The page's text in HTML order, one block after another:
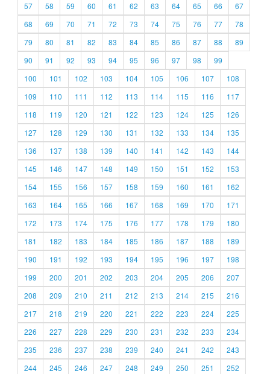
57
58 59 60 61 62 63 64 65 66
67
68
69 70 71 72 73 74 75 76 77
78
79
80 81 82 83 84 85 86 87 88
89
90
91 92 93 94 95 96 97 98
99
100
101 102 103 104 105 106 107
108
109
110 111 112 113 114 115 116
117
118
119 120 121 122 123 124 125
126
127
128 129 130 131 132 133 134
135
136
137 138 139 140 141 142 143
144
145
146 147 148 149 150 151 152
153
154
155 156 157 158 159 160 161
162
163
164 165 166 167 168 169 170
171
172
173 174 175 176 177 178 179
180
181
182 183 184 185 186 187 188
189
190
191 192 193 194 195 196 197
198
199
200 201 202 203 204 205 206
207
208
209 210 211 212 213 214 215
216
217
218 219 220 221 222 223 224
225
226
227 228 229 230 231 232 233
234
235
236 237 238 239 240 241 242
243
244
245 246 247 248 249 250 251 252